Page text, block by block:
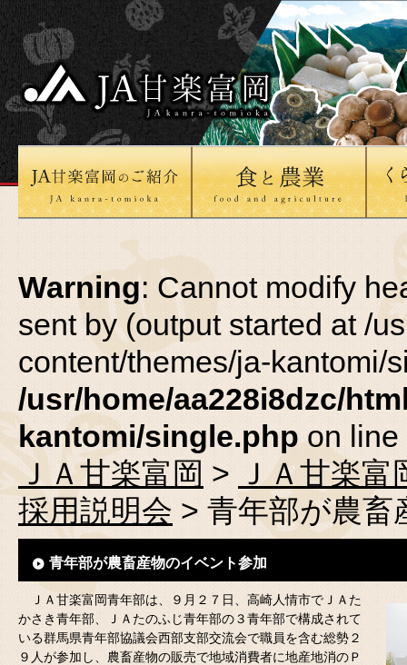
Warning: Cannot modify
sent by (output started at /
content/themes/ja-kantomi/
/usr/home/aa228i8dzc/
kantomi/single.php on line
ＪＡ甘楽富岡 > ＪＡ甘楽
採用説明会 > 青年部が農畜
青年部が農畜産物のイベント参加
ＪＡ甘楽富岡青年部は、９月２７日、高崎人情市でＪＡた
かさき青年部、ＪＡたのふじ青年部の３青年部で構成されて
いる群馬県青年部協議会西部支部交流会で職員を含む総勢２
９人が参加し、農畜産物の販売で地域消費者に地産地消のＰ